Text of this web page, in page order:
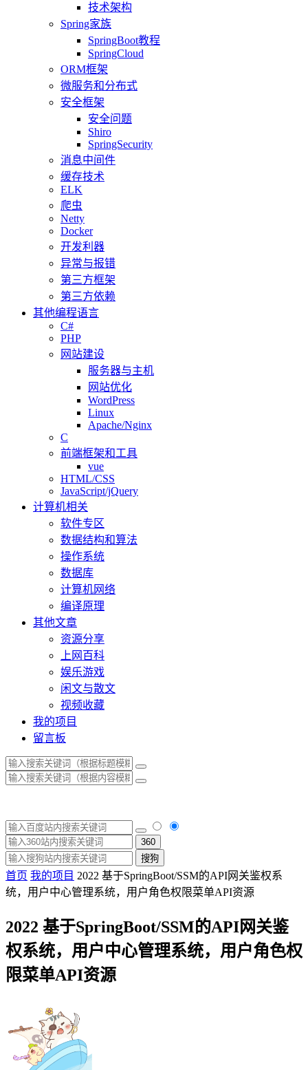
技术架构
Spring家族
SpringBoot教程
SpringCloud
ORM框架
微服务和分布式
安全框架
安全问题
Shiro
SpringSecurity
消息中间件
缓存技术
ELK
爬虫
Netty
Docker
开发利器
异常与报错
第三方框架
第三方依赖
其他编程语言
C#
PHP
网站建设
服务器与主机
网站优化
WordPress
Linux
Apache/Nginx
C
前端框架和工具
vue
HTML/CSS
JavaScript/jQuery
计算机相关
软件专区
数据结构和算法
操作系统
数据库
计算机网络
编译原理
其他文章
资源分享
上网百科
娱乐游戏
闲文与散文
视频收藏
我的项目
留言板
360
搜狗
首页 我的项目 2022 基于SpringBoot/SSM的API网关鉴权系
统，用户中心管理系统，用户角色权限菜单API资源
2022 基于SpringBoot/SSM的API网关鉴
权系统，用户中心管理系统，用户角色权
限菜单API资源